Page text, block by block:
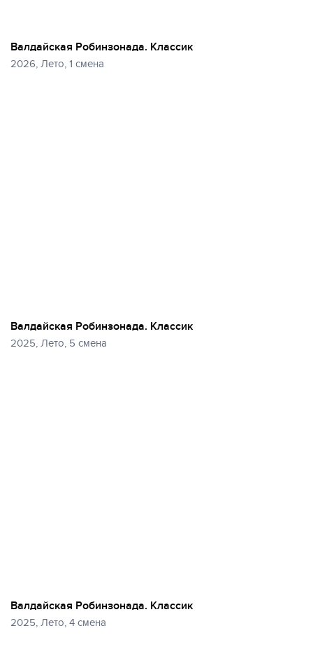
Валдайская Робинзонада. Классик
2026, Лето, 1 смена
Валдайская Робинзонада. Классик
2025, Лето, 5 смена
Валдайская Робинзонада. Классик
2025, Лето, 4 смена